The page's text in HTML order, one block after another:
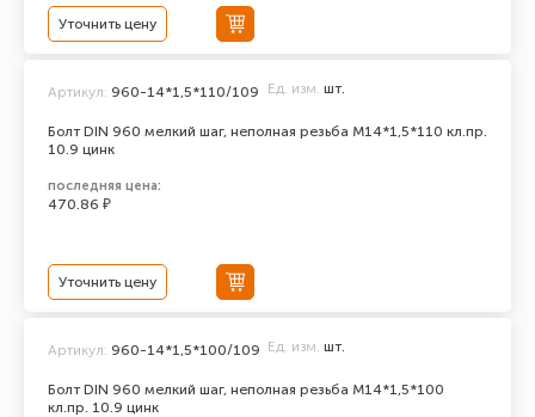
Уточнить цену
Болт DIN 960 мелкий шаг, неполная резьба M14*1,5*110 кл.пр.
10.9 цинк
Артикул: 960-14*1,5*110/109 Ед. изм. шт.
последняя цена:
470.86 ₽
Уточнить цену
Болт DIN 960 мелкий шаг, неполная резьба M14*1,5*100
кл.пр. 10.9 цинк
Артикул: 960-14*1,5*100/109 Ед. изм. шт.